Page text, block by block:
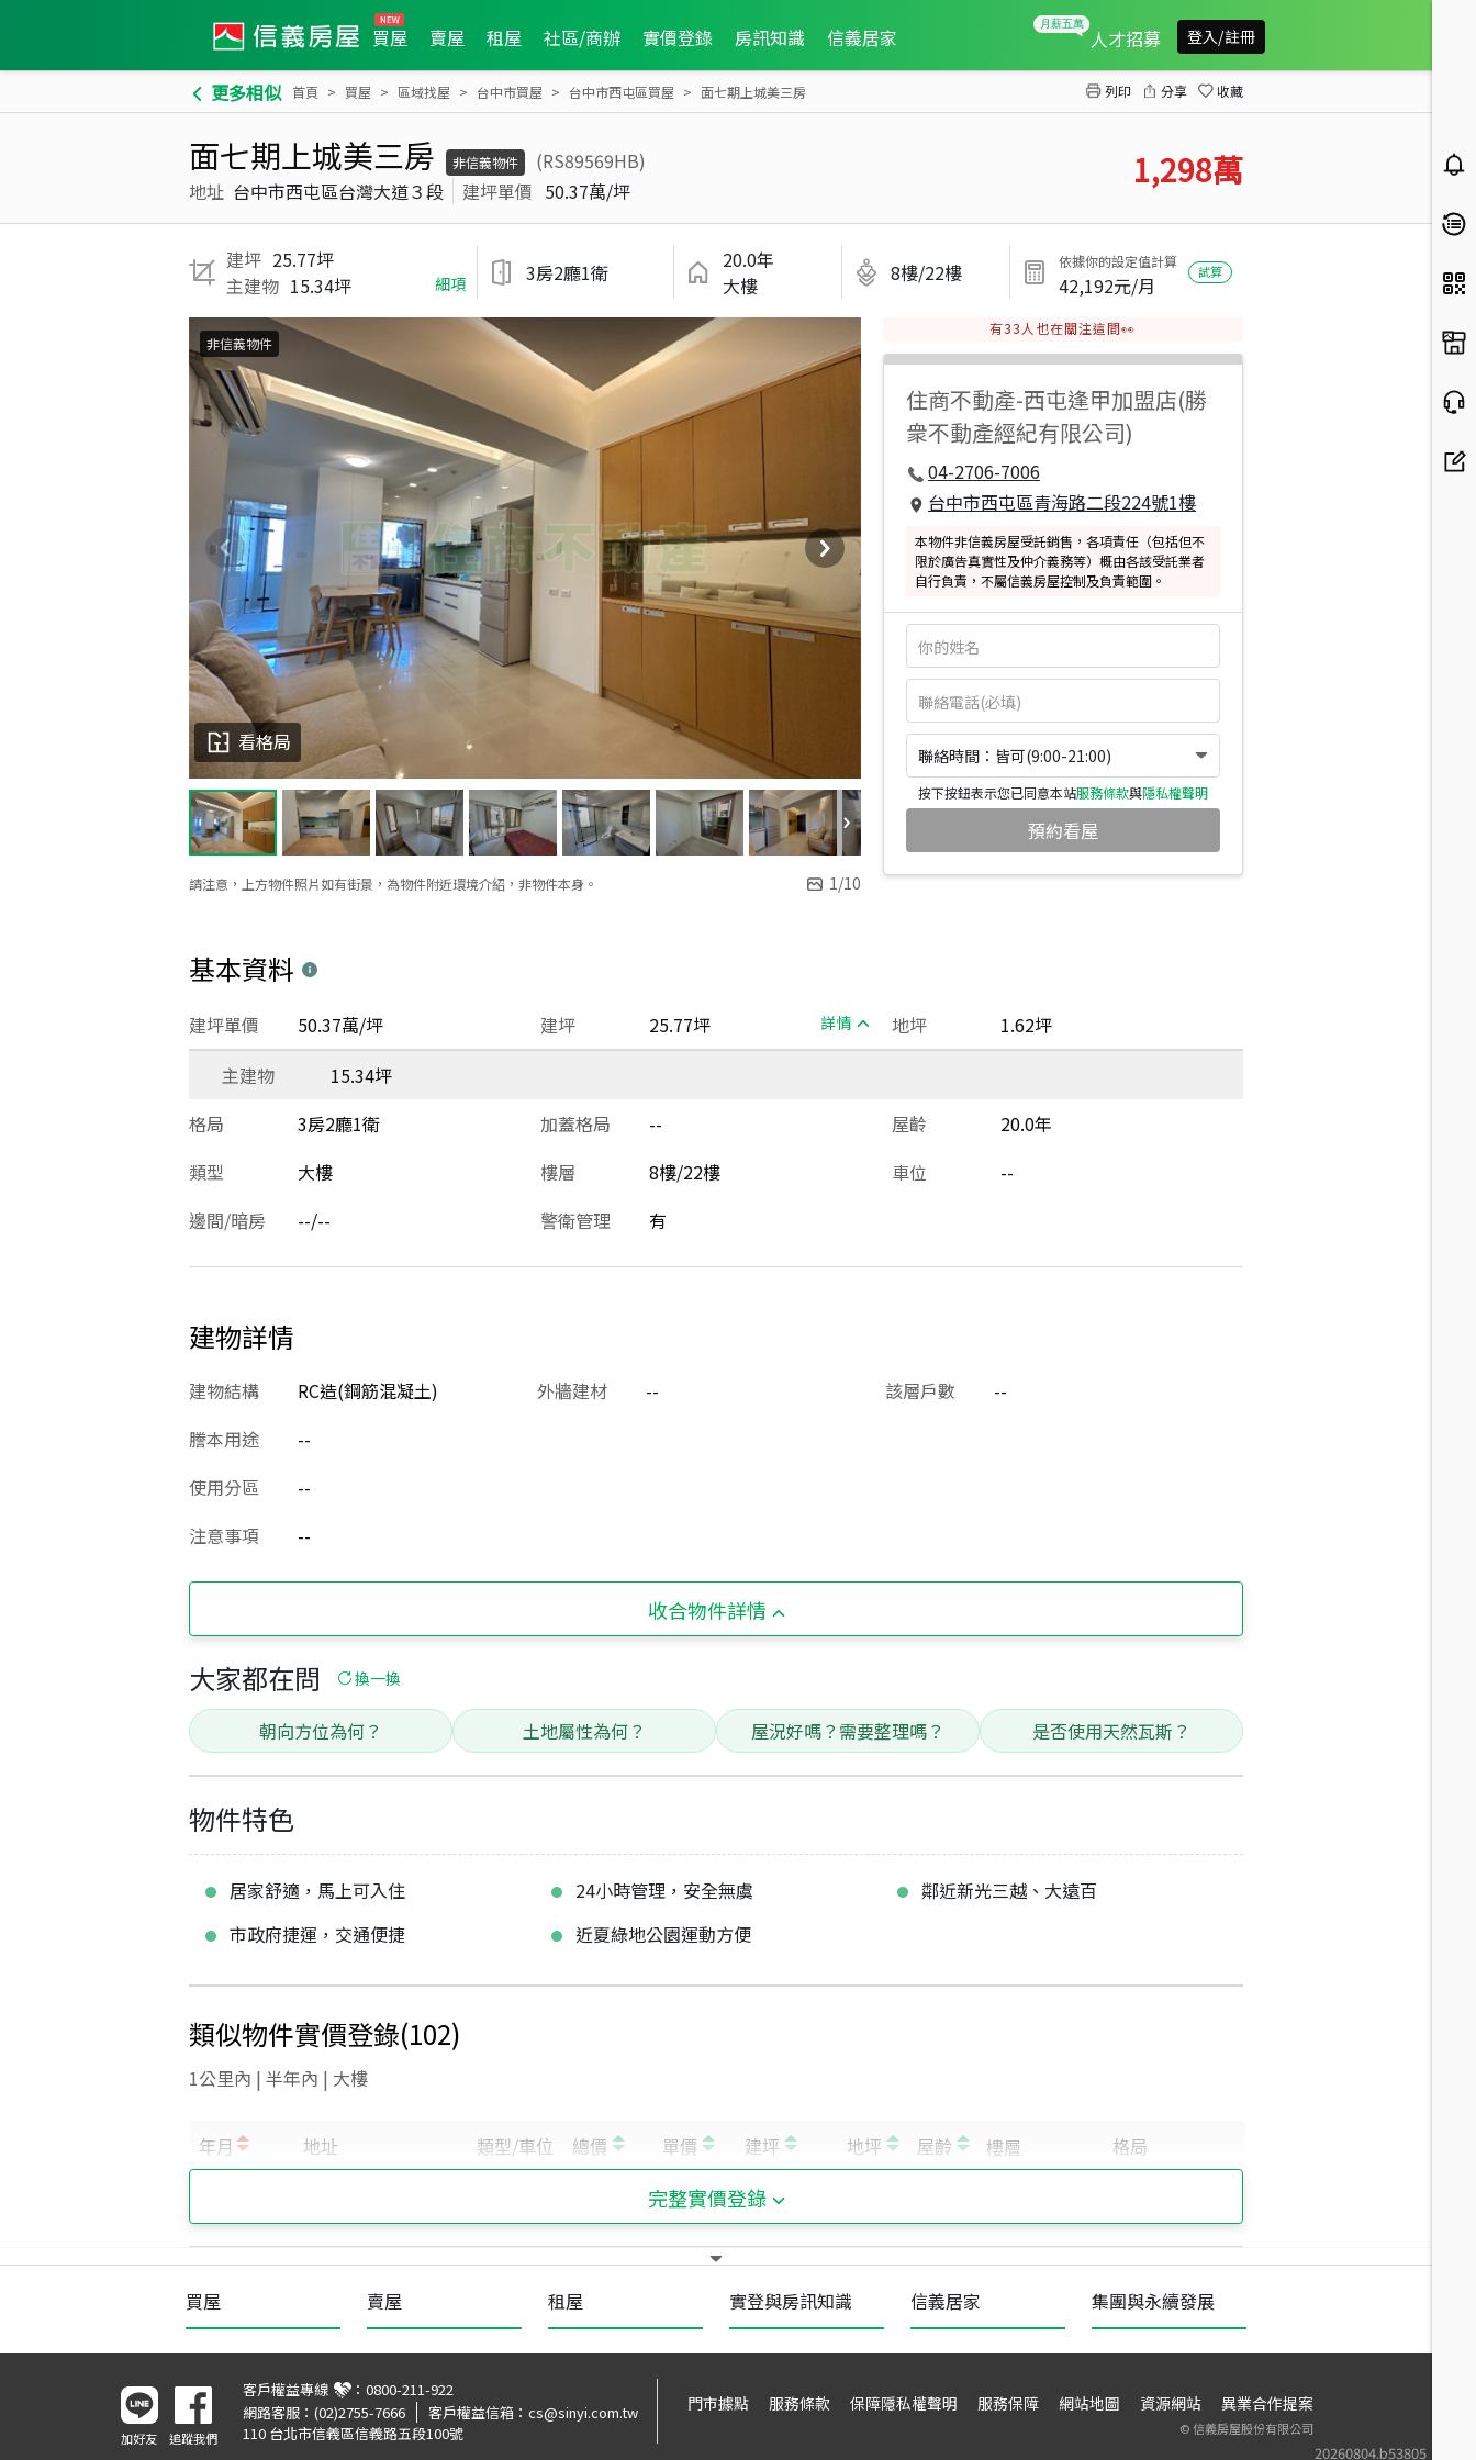
買屋 賣屋 租屋 社區/商辦 實價登錄 房訊知識 信義居家 人才招募 登入/註冊
更多相似 首頁 買屋 區域找屋 台中市買屋 台中市西屯區買屋 面七期上城美三房 列印 分享 收藏
面七期上城美三房 非信義物件
(RS89569HB)
地址 台中市西屯區台灣大道３段 建坪單價 50.37萬/坪 1,298萬
建坪 25.77坪
主建物 15.34坪 細項 3房2廳1衛
20.0年
大樓
8樓/22樓 依據你的設定值計算
42,192元/月
試算
請注意，上方物件照片如有街景，為物件附近環境介紹，非物件本身。 1/10
看格局
非信義物件
有33 人也在關注這間👀
住商不動產-西屯逢甲加盟店(勝
衆不動產經紀有限公司)
04-2706-7006
台中市西屯區青海路二段224號1樓
本物件非信義房屋受託銷售，各項責任（包括但不
限於廣告真實性及仲介義務等）概由各該受託業者
自行負責，不屬信義房屋控制及負責範圍。
聯絡時間：皆可(9:00-21:00)
按下按鈕表示您已同意本站服務條款與隱私權聲明
預約看屋
基本資料
建坪 25.77坪 詳情
建坪單價 50.37萬/坪 地坪
1.62坪
主建物
15.34坪
格局
3房2廳1衛 加蓋格局 -- 屋齡
20.0年
類型
大樓 樓層 8樓/22樓 車位
--
邊間/暗房
--/-- 警衛管理 有
建物詳情
建物結構 RC造(鋼筋混凝土) 外牆建材 -- 該層戶數
--
謄本用途
--
使用分區
--
注意事項
--
收合物件詳情
大家都在問 換一換
朝向方位為何？ 土地屬性為何？ 屋況好嗎？需要整理嗎？ 是否使用天然瓦斯？
物件特色
居家舒適，馬上可入住 24小時管理，安全無虞
鄰近新光三越、大遠百
市政府捷運，交通便捷
近夏綠地公園運動方便
類似物件實價登錄(102)
1公里內 | 半年內 | 大樓
完整實價登錄
買屋 賣屋 租屋 實登與房訊知識 信義居家 集團與永續發展
20260804.b53805
加好友 追蹤我們
客戶權益專線 ： 0800-211-922
網路客服： (02)2755-7666 客戶權益信箱： cs@sinyi.com.tw
110 台北市信義區信義路五段100號
門市據點 服務條款 保障隱私權聲明 服務保障 網站地圖 資源網站 異業合作提案
©信義房屋股份有限公司